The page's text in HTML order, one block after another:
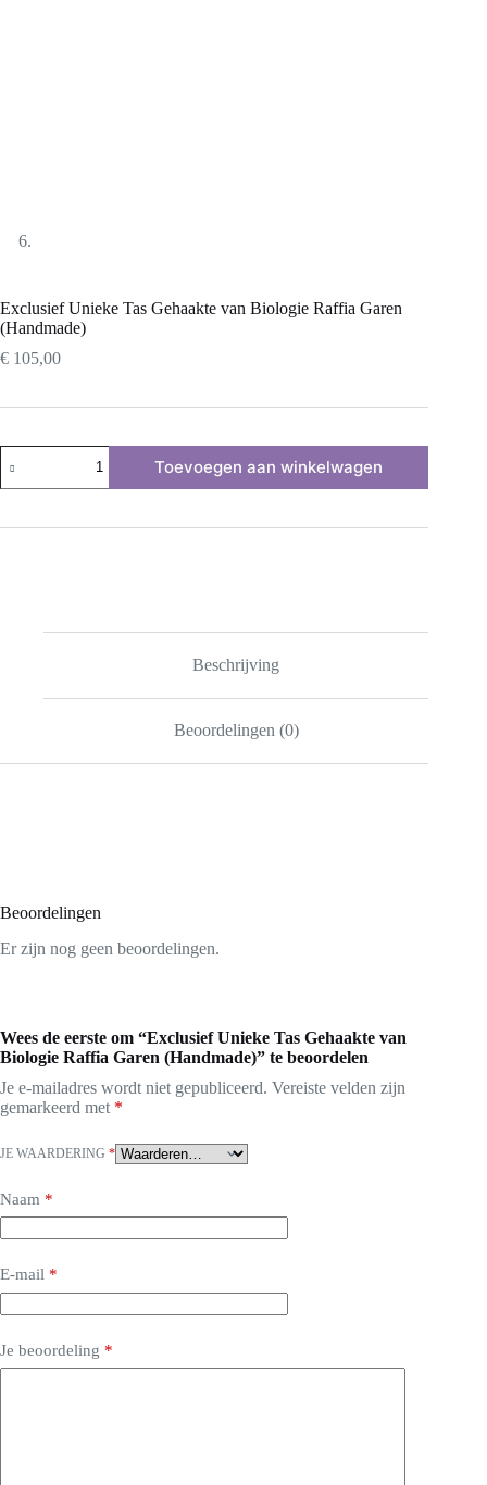
Exclusief Unieke Tas Gehaakte van Biologie Raffia Garen
(Handmade)
€ 105,00
Unieke
Tas
van
Toevoegen aan winkelwagen
Beschrijving
Beoordelingen (0)
Beoordelingen
Er zijn nog geen beoordelingen.
Wees de eerste om “Exclusief Unieke Tas Gehaakte van
Biologie Raffia Garen (Handmade)” te beoordelen
Je e-mailadres wordt niet gepubliceerd. Vereiste velden zijn
gemarkeerd met *
JE WAARDERING *
Naam *
E-mail *
Je beoordeling *